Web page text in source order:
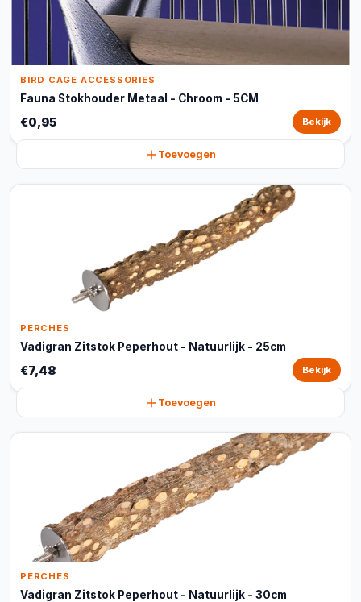
BIRD CAGE ACCESSORIES
Fauna Stokhouder Metaal - Chroom - 5CM
€0,95 Bekijk
Toevoegen
PERCHES
Vadigran Zitstok Peperhout - Natuurlijk - 25cm
€7,48 Bekijk
Toevoegen
PERCHES
Vadigran Zitstok Peperhout - Natuurlijk - 30cm